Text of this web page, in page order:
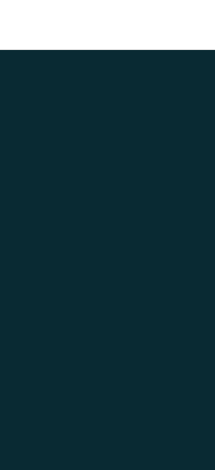
帶你做【將臨期避靜】—